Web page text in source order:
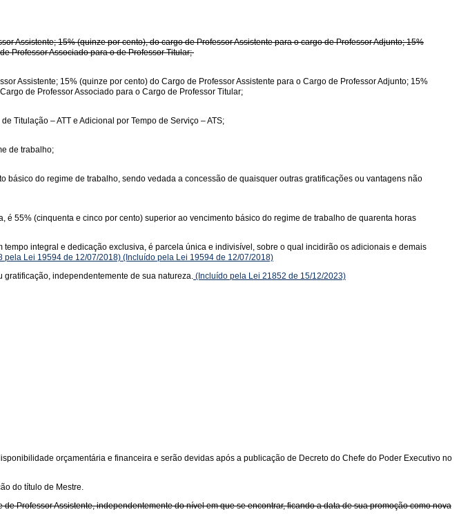
Assistente; 15% (quinze por cento), do cargo de Professor Assistente para o cargo de Professor Adjunto; 15%
Professor Associado para o de Professor Titular;
Assistente; 15% (quinze por cento) do Cargo de Professor Assistente para o Cargo de Professor Adjunto; 15%
de Professor Associado para o Cargo de Professor Titular;
Titulação – ATT e Adicional por Tempo de Serviço – ATS;
de trabalho;
do regime de trabalho, sendo vedada a concessão de quaisquer outras gratificações ou vantagens não
55% (cinquenta e cinco por cento) superior ao vencimento básico do regime de trabalho de quarenta horas
integral e dedicação exclusiva, é parcela única e indivisível, sobre o qual incidirão os adicionais e demais
pela Lei 19594 de 12/07/2018) (Incluído pela Lei 19594 de 12/07/2018)
independentemente de sua natureza. (Incluído pela Lei 21852 de 15/12/2023)
orçamentária e financeira e serão devidas após a publicação de Decreto do Chefe do Poder Executivo no
do título de Mestre.
Professor Assistente, independentemente do nível em que se encontrar, ficando a data de sua promoção como nova